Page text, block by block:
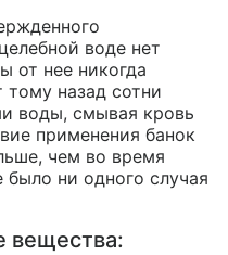
воде нет
от нее никогда
тому назад сотни
воды, смывая кровь
применения банок
чем во время
было ни одного случая
вещества: